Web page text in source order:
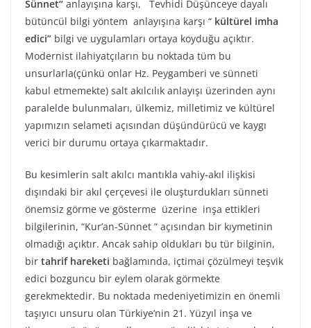
Sünnet“ anlayışına karşı, Tevhidi Düşünceye dayalı
bütüncül bilgi yöntem anlayışına karşı “ kültürel imha
edici” bilgi ve uygulamları ortaya koyduğu açıktır.
Modernist ilahiyatçıların bu noktada tüm bu
unsurlarla(çünkü onlar Hz. Peygamberi ve sünneti
kabul etmemekte) salt akılcılık anlayışı üzerinden aynı
paralelde bulunmaları, ülkemiz, milletimiz ve kültürel
yapımızın selameti açısından düşündürücü ve kaygı
verici bir durumu ortaya çıkarmaktadır.
Bu kesimlerin salt akılcı mantıkla vahiy-akıl ilişkisi
dışındaki bir akıl çerçevesi ile oluşturdukları sünneti
önemsiz görme ve gösterme üzerine inşa ettikleri
bilgilerinin, “Kur’an-Sünnet “ açısından bir kıymetinin
olmadığı açıktır. Ancak sahip oldukları bu tür bilginin,
bir tahrif hareketi bağlamında, içtimai çözülmeyi teşvik
edici bozguncu bir eylem olarak görmekte
gerekmektedir. Bu noktada medeniyetimizin en önemli
taşıyıcı unsuru olan Türkiye’nin 21. Yüzyıl inşa ve